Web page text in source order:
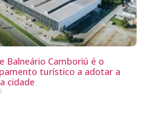
Balneário Camboriú é o
turístico a adotar a
cidade